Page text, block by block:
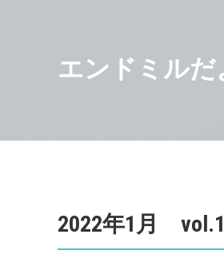
エンドミルだ
2022年1月